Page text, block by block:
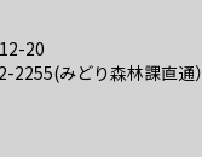
20
2255(みどり森林課直通）